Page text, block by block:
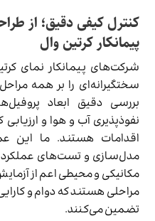
کنترل کیفی دقیق؛ از
پیمانکار کرتین وال
شرکت‌های پیمانکار نمای
سختگیرانه‌ای را بر همه
بررسی دقیق ابعاد
نفوذپذیری آب و هوا و
اقدامات هستند. ما این
مدل‌سازی و تست‌های
مکانیکی و محیطی اعم از
مراحلی هستند که دوام و
تضمین می‌کنند.